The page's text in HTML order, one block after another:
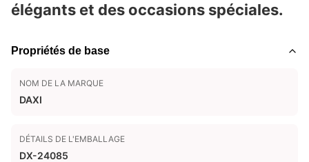
élégants et des occasions spéciales.
Propriétés de base
NOM DE LA MARQUE
DAXI
DÉTAILS DE L'EMBALLAGE
DX-24085